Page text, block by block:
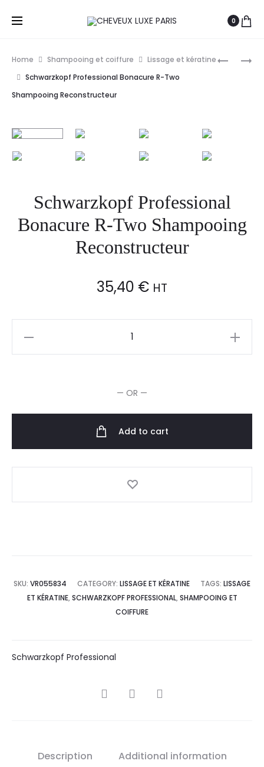
0
Home Shampooing et coiffure
Lissage et kératine
Schwarzkopf Professional Bonacure R-Two
Shampooing Reconstructeur
Schwarzkopf Professional
Bonacure R-Two Shampooing
Reconstructeur
35,40 € HT
Shampooing
quantity
— OR —
Add to cart
SKU: VR055834 CATEGORY: LISSAGE ET KÉRATINE TAGS: LISSAGE
ET KÉRATINE, SCHWARZKOPF PROFESSIONAL, SHAMPOOING ET
COIFFURE
Schwarzkopf Professional
SHARE
Description Additional information